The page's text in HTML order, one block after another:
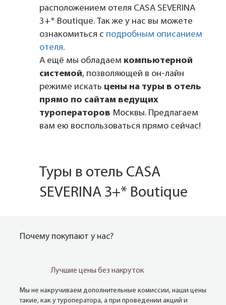
расположением отеля CASA SEVERINA
3+* Boutique. Так же у нас вы можете
ознакомиться с подробным описанием
отеля.
А ещё мы обладаем компьютерной
системой, позволяющей в он-лайн
режиме искать цены на туры в отель
прямо по сайтам ведущих
туроператоров Москвы. Предлагаем
вам ею воспользоваться прямо сейчас!
Туры в отель CASA
SEVERINA 3+* Boutique
Почему покупают у нас?
Лучшие цены без накруток
Мы не накручиваем дополнительные комиссии, наши цены
такие, как у туроператора, а при проведении акций и